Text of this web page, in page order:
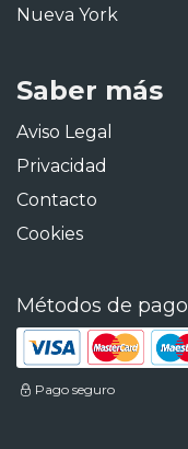
Nueva York
Saber más
Aviso Legal
Privacidad
Contacto
Cookies
Métodos de pago
Pago seguro